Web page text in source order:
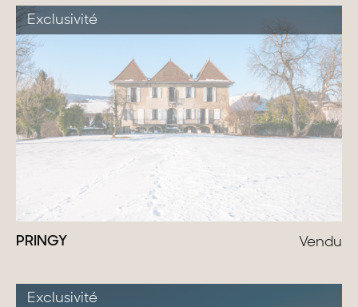
Exclusivité
PRINGY Vendu
Exclusivité